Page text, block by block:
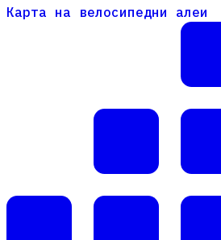
Карта на велосипедни алеи
Карта на велосипедни алеи